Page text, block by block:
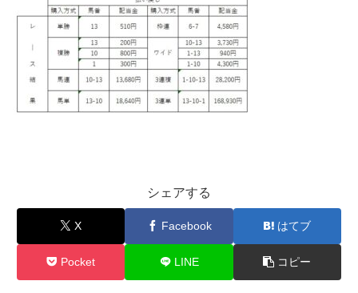
シェアする
X Facebook はてブ
Pocket LINE コピー